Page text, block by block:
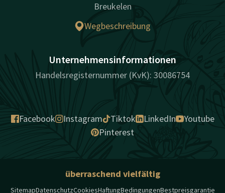
Breukelen
Wegbeschreibung
Unternehmensinformationen
Handelsregisternummer (KvK): 30086754
Facebook Instagram Tiktok LinkedIn
Youtube
Pinterest
überraschend vielfältig
SitemapDatenschutzCookiesHaftungBedingungenBestpreisgarantie